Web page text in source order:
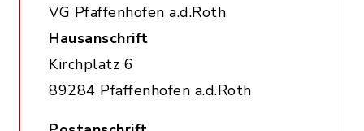
VG Pfaffenhofen a.d.Roth
Hausanschrift
Kirchplatz 6
89284 Pfaffenhofen a.d.Roth